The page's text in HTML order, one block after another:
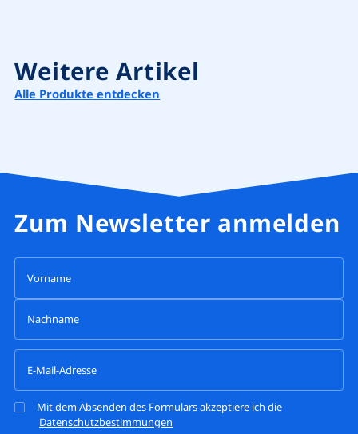
Weitere Artikel
Alle Produkte entdecken
Zum Newsletter anmelden
Mit dem Absenden des Formulars akzeptiere ich die
Datenschutzbestimmungen